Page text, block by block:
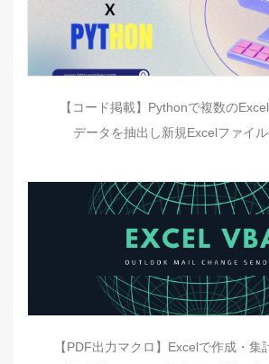
【コード掲載】Pythonで複数の
データを抽出し新規Excelファイ
【PDF出力マクロ】Excelで作成・集